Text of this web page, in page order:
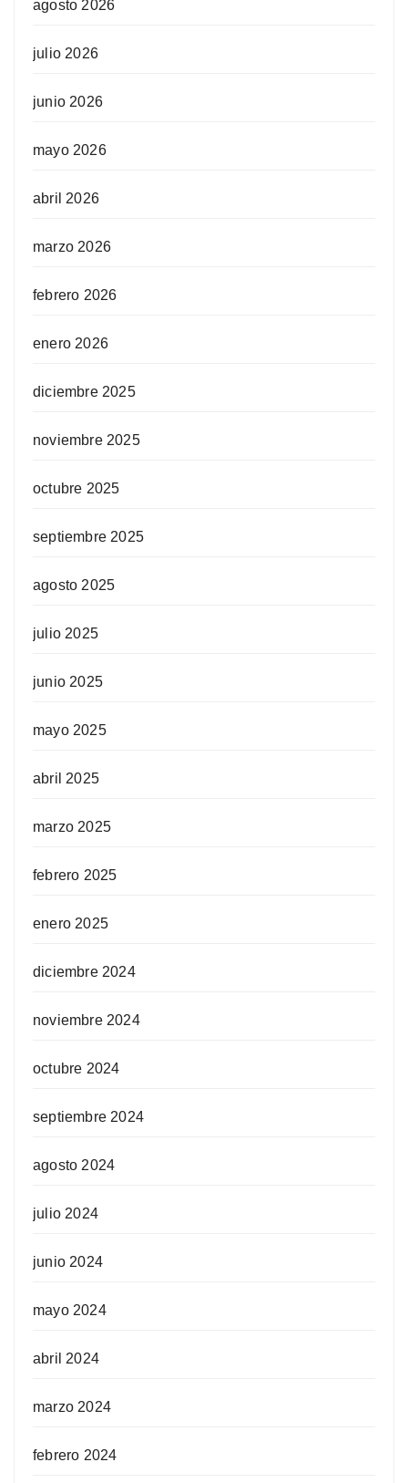
agosto 2026
julio 2026
junio 2026
mayo 2026
abril 2026
marzo 2026
febrero 2026
enero 2026
diciembre 2025
noviembre 2025
octubre 2025
septiembre 2025
agosto 2025
julio 2025
junio 2025
mayo 2025
abril 2025
marzo 2025
febrero 2025
enero 2025
diciembre 2024
noviembre 2024
octubre 2024
septiembre 2024
agosto 2024
julio 2024
junio 2024
mayo 2024
abril 2024
marzo 2024
febrero 2024